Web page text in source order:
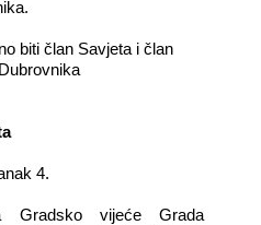
biti član Savjeta i član
4.
Gradsko vijeće Grada